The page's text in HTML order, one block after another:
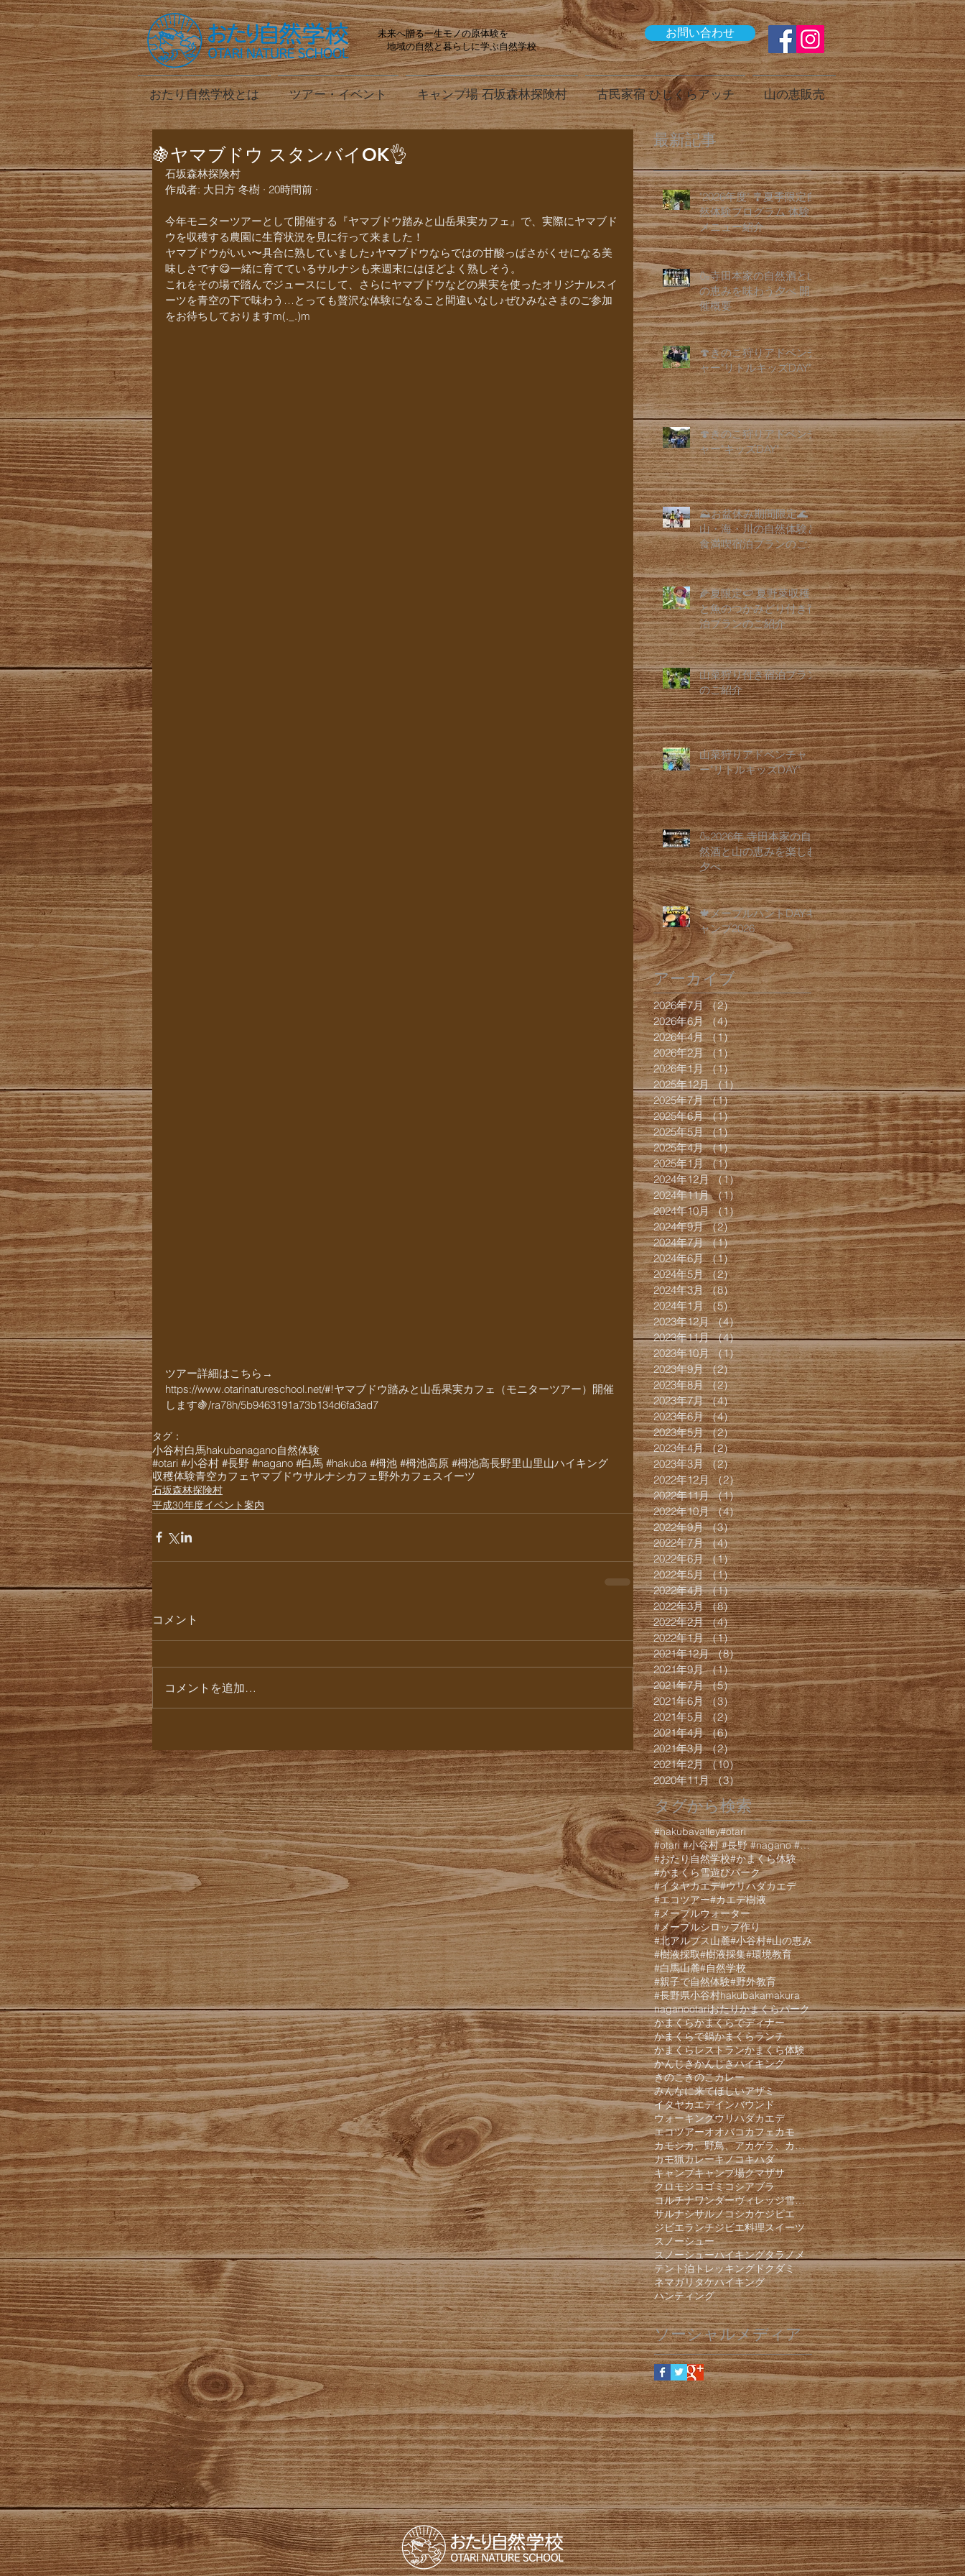
未来へ贈る一生モノの原体験を
地域の自然と暮らしに学ぶ自然学校
お問い合わせ
おたり自然学校とは ツアー・イベント キャンプ場 石坂森林探険村 古民家宿 ひじくらアッチ 山の恵販売
🍇ヤマブドウ スタンバイOK👌
石坂森林探険村
作成者: 大日方 冬樹 · 20時間前 ·
今年モニターツアーとして開催する『ヤマブドウ踏みと山岳果実カフェ』で、実際にヤマブド
ウを収穫する農園に生育状況を見に行って来ました！
ヤマブドウがいい〜具合に熟していました♪ヤマブドウならではの甘酸っぱさがくせになる美
味しさです😋一緒に育てているサルナシも来週末にはほどよく熟しそう。
これをその場で踏んでジュースにして、さらにヤマブドウなどの果実を使ったオリジナルスイ
ーツを青空の下で味わう…とっても贅沢な体験になること間違いなし♪ぜひみなさまのご参加
をお待ちしておりますm(._.)m
ツアー詳細はこちら→
https://www.otarinatureschool.net/#!ヤマブドウ踏みと山岳果実カフェ（モニターツアー）開催
します🍇/ra78h/5b9463191a73b134d6fa3ad7
タグ：
小谷村白馬hakubanagano自然体験
#otari #小谷村 #長野 #nagano #白馬 #hakuba #栂池 #栂池高原 #栂池高長野里山里山ハイキング
収穫体験青空カフェ ヤマブドウサルナシカフェ 野外カフェ スイーツ
石坂森林探険村
平成30年度イベント案内
コメント
コメントを追加…
最新記事
"2026年度" 🎐夏季限定自
然体験プログラム 体験
メニュー紹介
🍶寺田本家の自然酒と山
の恵みを味わう夕べ 開
催概要
🍄きのこ狩りアドベンチ
ャー"リトルキッズDAY"
🍄きのこ狩りアドベンチ
ャー"キッズDAY"
⛰️お盆休み期間限定🌊
山・海・川の自然体験と
食満喫宿泊プランのご紹
介
🌽夏限定🍉 夏野菜収穫
と魚のつかみどり付き宿
泊プランのご紹介
山菜狩り付き宿泊プラン
のご紹介
山菜狩りアドベンチャ
ー"リトルキッズDAY"
🍶2026年 寺田本家の自
然酒と山の恵みを楽しむ
夕べ
🍁メープルハントDAYキ
ャンプ2026
アーカイブ
2026年7月 （2）2件の記事
2026年6月 （4）4件の記事
2026年4月 （1）1件の記事
2026年2月 （1）1件の記事
2026年1月 （1）1件の記事
2025年12月 （1）1件の記事
2025年7月 （1）1件の記事
2025年6月 （1）1件の記事
2025年5月 （1）1件の記事
2025年4月 （1）1件の記事
2025年1月 （1）1件の記事
2024年12月 （1）1件の記事
2024年11月 （1）1件の記事
2024年10月 （1）1件の記事
2024年9月 （2）2件の記事
2024年7月 （1）1件の記事
2024年6月 （1）1件の記事
2024年5月 （2）2件の記事
2024年3月 （8）8件の記事
2024年1月 （5）5件の記事
2023年12月 （4）4件の記事
2023年11月 （4）4件の記事
2023年10月 （1）1件の記事
2023年9月 （2）2件の記事
2023年8月 （2）2件の記事
2023年7月 （4）4件の記事
2023年6月 （4）4件の記事
2023年5月 （2）2件の記事
2023年4月 （2）2件の記事
2023年3月 （2）2件の記事
2022年12月 （2）2件の記事
2022年11月 （1）1件の記事
2022年10月 （4）4件の記事
2022年9月 （3）3件の記事
2022年7月 （4）4件の記事
2022年6月 （1）1件の記事
2022年5月 （1）1件の記事
2022年4月 （1）1件の記事
2022年3月 （8）8件の記事
2022年2月 （4）4件の記事
2022年1月 （1）1件の記事
2021年12月 （8）8件の記事
2021年9月 （1）1件の記事
2021年7月 （5）5件の記事
2021年6月 （3）3件の記事
2021年5月 （2）2件の記事
2021年4月 （6）6件の記事
2021年3月 （2）2件の記事
2021年2月 （10）10件の記事
2020年11月 （3）3件の記事
タグから検索
#hakubavalley#otari
#otari #小谷村 #長野 #nagano #白馬 #hakuba #栂池 #栂池高原 #栂池高
#おたり自然学校#かまくら体験
#かまくら雪遊びパーク
#イタヤカエデ#ウリハダカエデ
#エコツアー#カエデ樹液
#メープルウォーター
#メープルシロップ作り
#北アルプス山麓#小谷村#山の恵み
#樹液採取#樹液採集#環境教育
#白馬山麓#自然学校
#親子で自然体験#野外教育
#長野県小谷村hakubakamakura
naganootariおたりかまくらパーク
かまくらかまくらでディナー
かまくらで鍋かまくらランチ
かまくらレストランかまくら体験
かんじきかんじきハイキング
きのこきのこカレー
みんなに来てほしいアザミ
イタヤカエデインバウンド
ウォーキングウリハダカエデ
エコツアーオオバコカフェカモ
カモシカ、野鳥、アカゲラ、カケス、クモロジ、野生動物、かんじき、
カモ猟カレーキノコキハダ
キャンプキャンプ場クマザサ
クロモジコゴミコシアブラ
コルチナワンダーヴィレッジ雪遊びパーク
サルナシサルノコシカケジビエ
ジビエランチジビエ料理スイーツ
スノーシュー
スノーシューハイキングタラノメ
テント泊トレッキングドクダミ
ネマガリタケハイキング
ハンティング
ソーシャルメディア